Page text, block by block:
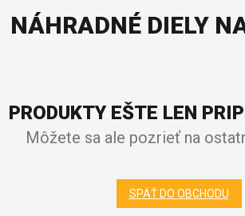
NÁHRADNÉ DIELY
PRODUKTY EŠTE LEN
Môžete sa ale pozrieť na
SPÄŤ DO OBCHODU